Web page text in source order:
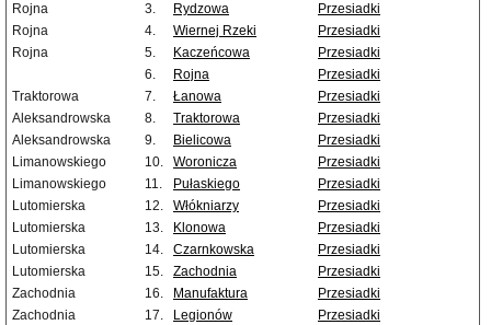
Rojna
3. Rydzowa
Przesiadki
Rojna
4. Wiernej Rzeki
Przesiadki
Rojna
5. Kaczeńcowa
Przesiadki
6.
Rojna
Przesiadki
Traktorowa
7. Łanowa
Przesiadki
Aleksandrowska
8. Traktorowa
Przesiadki
Aleksandrowska
9. Bielicowa
Przesiadki
Limanowskiego
10. Woronicza
Przesiadki
Limanowskiego
11. Pułaskiego
Przesiadki
Lutomierska
12. Włókniarzy
Przesiadki
Lutomierska
13. Klonowa
Przesiadki
Lutomierska
14. Czarnkowska
Przesiadki
Lutomierska
15. Zachodnia
Przesiadki
Zachodnia
16. Manufaktura
Przesiadki
Zachodnia
17. Legionów
Przesiadki